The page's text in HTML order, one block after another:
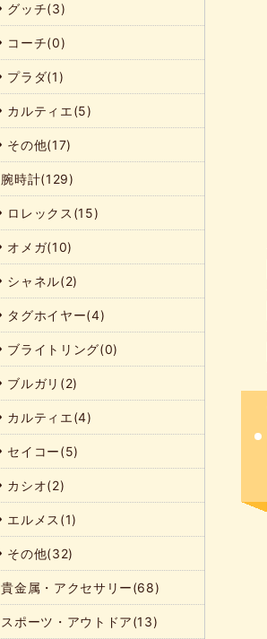
グッチ(3)
コーチ(0)
プラダ(1)
カルティエ(5)
その他(17)
腕時計(129)
ロレックス(15)
オメガ(10)
シャネル(2)
タグホイヤー(4)
ブライトリング(0)
ブルガリ(2)
カルティエ(4)
セイコー(5)
カシオ(2)
エルメス(1)
その他(32)
貴金属・アクセサリー(68)
スポーツ・アウトドア(13)